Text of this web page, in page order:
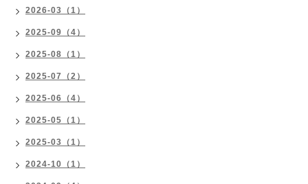
2026-03（1）
2025-09（4）
2025-08（1）
2025-07（2）
2025-06（4）
2025-05（1）
2025-03（1）
2024-10（1）